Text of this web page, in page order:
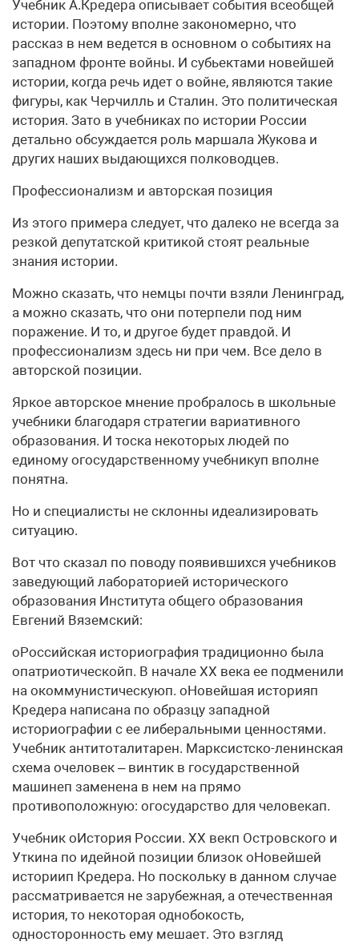
Учебник А.Кредера описывает события всеобщей
истории. Поэтому вполне закономерно, что
рассказ в нем ведется в основном о событиях на
западном фронте войны. И субьектами новейшей
истории, когда речь идет о войне, являются такие
фигуры, как Черчилль и Сталин. Это политическая
история. Зато в учебниках по истории России
детально обсуждается роль маршала Жукова и
других наших выдающихся полководцев.
Профессионализм и авторская позиция
Из этого примера следует, что далеко не всегда за
резкой депутатской критикой стоят реальные
знания истории.
Можно сказать, что немцы почти взяли Ленинград,
а можно сказать, что они потерпели под ним
поражение. И то, и другое будет правдой. И
профессионализм здесь ни при чем. Все дело в
авторской позиции.
Яркое авторское мнение пробралось в школьные
учебники благодаря стратегии вариативного
образования. И тоска некоторых людей по
единому огосударственному учебникуп вполне
понятна.
Но и специалисты не склонны идеализировать
ситуацию.
Вот что сказал по поводу появившихся учебников
заведующий лабораторией исторического
образования Института общего образования
Евгений Вяземский:
оРоссийская историография традиционно была
опатриотическойп. В начале XX века ее подменили
на окоммунистическуюп. оНовейшая историяп
Кредера написана по образцу западной
историографии с ее либеральными ценностями.
Учебник антитоталитарен. Марксистско-ленинская
схема очеловек – винтик в государственной
машинеп заменена в нем на прямо
противоположную: огосударство для человекап.
Учебник оИстория России. XX векп Островского и
Уткина по идейной позиции близок оНовейшей
историип Кредера. Но поскольку в данном случае
рассматривается не зарубежная, а отечественная
история, то некоторая однобокость,
односторонность ему мешает. Это взгляд